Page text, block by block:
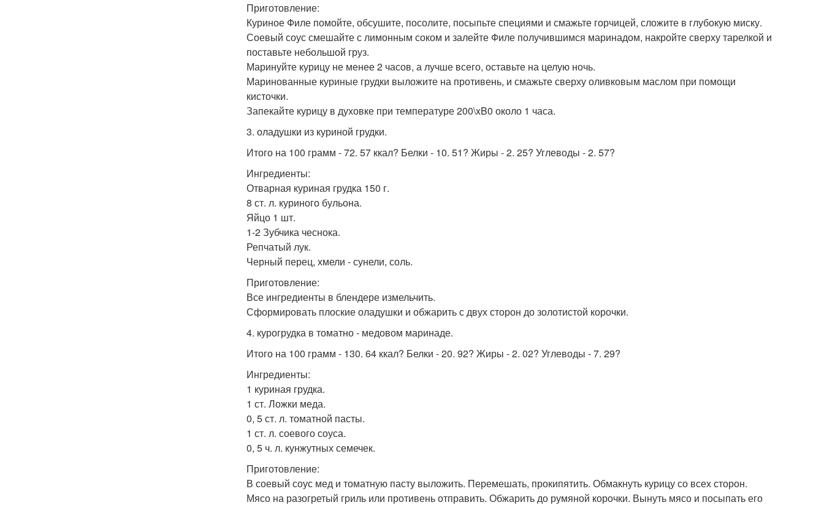
Приготовление:
Куриное Филе помойте, обсушите, посолите, посыпьте специями и смажьте горчицей, сложите в глубокую миску.
Соевый соус смешайте с лимонным соком и залейте Филе получившимся маринадом, накройте сверху тарелкой и
поставьте небольшой груз.
Маринуйте курицу не менее 2 часов, а лучше всего, оставьте на целую ночь.
Маринованные куриные грудки выложите на противень, и смажьте сверху оливковым маслом при помощи
кисточки.
Запекайте курицу в духовке при температуре 200\xB0 около 1 часа.
3. оладушки из куриной грудки.
Итого на 100 грамм - 72. 57 ккал? Белки - 10. 51? Жиры - 2. 25? Углеводы - 2. 57?
Ингредиенты:
Отварная куриная грудка 150 г.
8 ст. л. куриного бульона.
Яйцо 1 шт.
1-2 Зубчика чеснока.
Репчатый лук.
Черный перец, хмели - сунели, соль.
Приготовление:
Все ингредиенты в блендере измельчить.
Сформировать плоские оладушки и обжарить с двух сторон до золотистой корочки.
4. курогрудка в томатно - медовом маринаде.
Итого на 100 грамм - 130. 64 ккал? Белки - 20. 92? Жиры - 2. 02? Углеводы - 7. 29?
Ингредиенты:
1 куриная грудка.
1 ст. Ложки меда.
0, 5 ст. л. томатной пасты.
1 ст. л. соевого соуса.
0, 5 ч. л. кунжутных семечек.
Приготовление:
В соевый соус мед и томатную пасту выложить. Перемешать, прокипятить. Обмакнуть курицу со всех сторон.
Мясо на разогретый гриль или противень отправить. Обжарить до румяной корочки. Вынуть мясо и посыпать его